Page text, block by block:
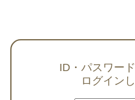
ID・パスワー
ログイン